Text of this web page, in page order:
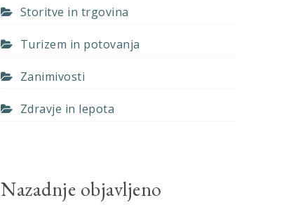
Storitve in trgovina
Turizem in potovanja
Zanimivosti
Zdravje in lepota
Nazadnje objavljeno